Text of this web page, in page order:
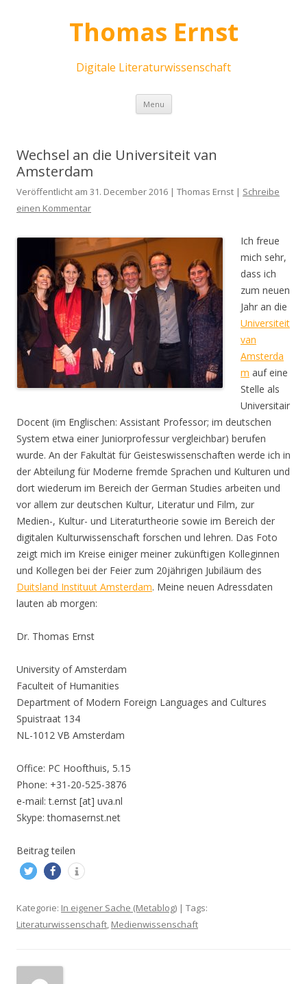
Thomas Ernst
Digitale Literaturwissenschaft
Menu Skip
content
Wechsel an die Universiteit van
Amsterdam
Veröffentlicht am 31. December 2016 | Thomas Ernst | Schreibe
einen Kommentar
Ich freue
mich sehr,
dass ich
zum neuen
Jahr an die
Universiteit
van
Amsterda
m auf eine
Stelle als
Universitair
Docent (im Englischen: Assistant Professor; im deutschen
System etwa einer Juniorprofessur vergleichbar) berufen
wurde. An der Fakultät für Geisteswissenschaften werde ich in
der Abteilung für Moderne fremde Sprachen und Kulturen und
dort wiederum im Bereich der German Studies arbeiten und
vor allem zur deutschen Kultur, Literatur und Film, zur
Medien-, Kultur- und Literaturtheorie sowie im Bereich der
digitalen Kulturwissenschaft forschen und lehren. Das Foto
zeigt mich im Kreise einiger meiner zukünftigen Kolleginnen
und Kollegen bei der Feier zum 20jährigen Jubiläum des
Duitsland Instituut Amsterdam. Meine neuen Adressdaten
lauten ab morgen:
Dr. Thomas Ernst
University of Amsterdam
Faculteit of Humanities
Department of Modern Foreign Languages and Cultures
Spuistraat 134
NL-1012 VB Amsterdam
Office: PC Hoofthuis, 5.15
Phone: +31-20-525-3876
e-mail: t.ernst [at] uva.nl
Skype: thomasernst.net
Beitrag teilen
Kategorie: In eigener Sache (Metablog) | Tags:
Literaturwissenschaft, Medienwissenschaft